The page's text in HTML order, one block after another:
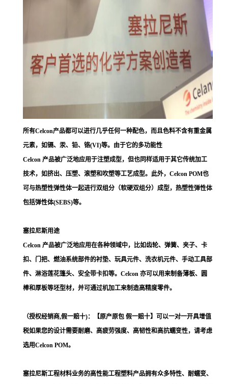
所有Celcon产品都可以进行几乎任何一种配色，而且色料不含有重金属
元素，如镉、汞、铅、铬(VI)等。由于它的多功能性
Celcon 产品被广泛地应用于注塑成型，但也同样适用于其它传统加工
技术，如挤出、压塑、滚塑和吹塑等工艺成型。此外，Celcon POM也
可与热塑性弹性体一起进行双组分（软硬双组分）成型，热塑性弹性体
包括弹性体(SEBS)等。
塞拉尼斯用途
Celcon 产品被广泛地应用在各种领域中，比如齿轮、弹簧、夹子、卡
扣、门把、燃油系统部件的衬垫、玩具元件、洗衣机元件、手动工具部
件、淋浴莲花篷头、安全带卡扣等。Celcon 亦可以用来制备薄板、圆
棒和厚板等坯型材，并可通过机加工来制造高精度零件。
（授权经销商,假一赔十)：【原产原包 假一赔十】可以一对一开具增值
税如果您的设计需要耐磨、高疲劳强度、高韧性和高抗蠕变性，请考虑
选用Celcon POM。
塞拉尼斯工程材料业务的高性能工程塑料产品拥有众多特性、耐蠕变、